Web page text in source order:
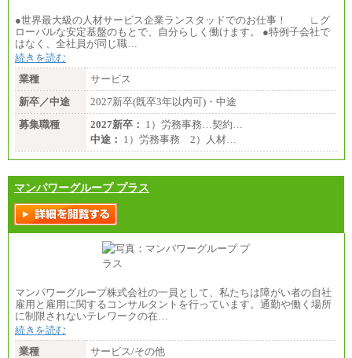
●世界最大級の人材サービス企業ランスタッドでのお仕事！ ∟グ
ローバルな安定基盤のもとで、自分らしく働けます。 ●特例子会社で
はなく、全社員が同じ職…
続きを読む
業種
サービス
新卒／中途
2027新卒(既卒3年以内可)・中途
募集職種
2027新卒： 1）労務事務…契約…
中途： 1）労務事務 2）人材…
マンパワーグループ プラス
マンパワーグループ株式会社の一員として、私たちは障がい者の自社
雇用と雇用に関するコンサルタントを行っています。通勤や働く場所
に制限されないテレワークの在…
続きを読む
業種
サービス/その他